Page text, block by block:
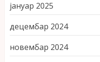
јануар 2025
децембар 2024
новембар 2024